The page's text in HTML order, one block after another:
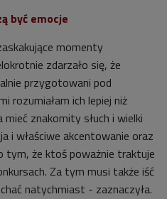
być emocje
momenty
zdarzało się, że
przygotowani pod
rozumiałam ich lepiej niż
znakomity słuch i wielki
i właściwe akcentowanie oraz
tym, że ktoś poważnie traktuje
Za tym musi także iść
natychmiast - zaznaczyła.